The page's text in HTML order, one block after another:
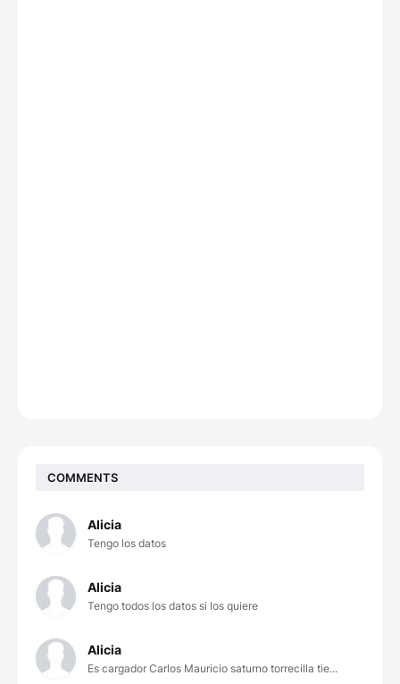
COMMENTS
Alicia
Tengo los datos
Alicia
Tengo todos los datos si los quiere
Alicia
Es cargador Carlos Mauricio saturno torrecilla tie...